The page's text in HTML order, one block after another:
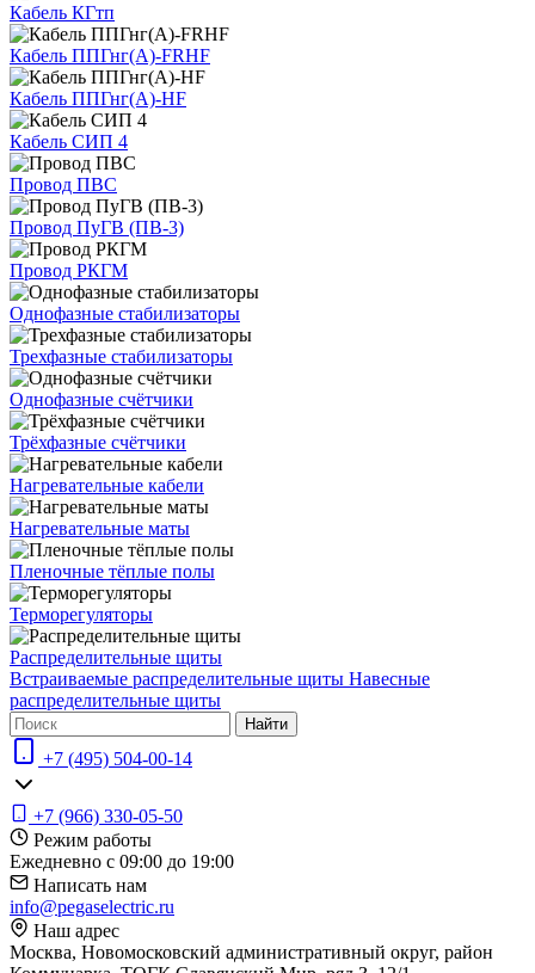
Кабель КГтп
Кабель ППГнг(А)-FRHF
Кабель ППГнг(А)-HF
Кабель СИП 4
Провод ПВС
Провод ПуГВ (ПВ-3)
Провод РКГМ
Однофазные стабилизаторы
Трехфазные стабилизаторы
Однофазные счётчики
Трёхфазные счётчики
Нагревательные кабели
Нагревательные маты
Пленочные тёплые полы
Терморегуляторы
Распределительные щиты
Встраиваемые распределительные щиты Навесные
распределительные щиты
Найти
+7 (495) 504-00-14
+7 (966) 330-05-50
Режим работы
Ежедневно с 09:00 до 19:00
Написать нам
info@pegaselectric.ru
Наш адрес
Москва, Новомосковский административный округ, район